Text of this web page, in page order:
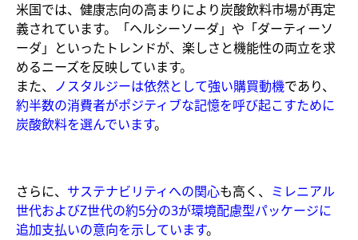
米国では、健康志向の高まりにより炭酸飲料市場が再定
義されています。「ヘルシーソーダ」や「ダーティーソ
ーダ」といったトレンドが、楽しさと機能性の両立を求
めるニーズを反映しています。
また、 ノスタルジーは依然として強い購買動機であり、
約半数の消費者がポジティブな記憶を呼び起こすために
炭酸飲料を選んでいます。
さらに、 サステナビリティへの関心も高く、 ミレニアル
世代およびZ世代の約5分の3が環境配慮型パッケージに
追加支払いの意向を示しています。